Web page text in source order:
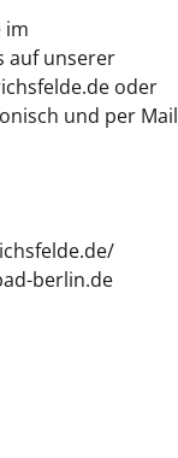
im
auf unserer
oder
und per Mail
berlin.de